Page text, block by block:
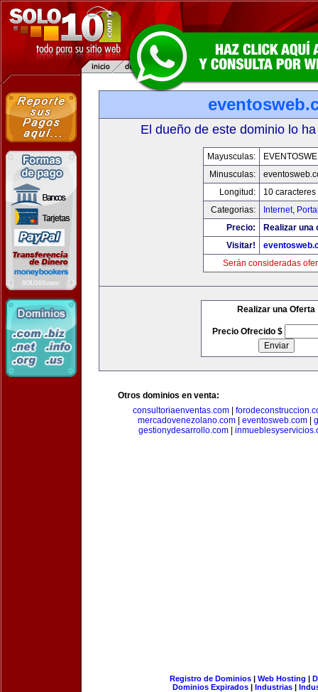
El dueño de este dominio lo
Mayusculas:
Minusculas:
Longitud:
10 caracteres
Categorias:
Internet,
Precio:
Realizar una
Visitar!
Serán consideradas
Realizar una Oferta
Precio Ofrecido $
Otros dominios en venta:
consultoriaenventas.com
mercadovenezolano.com
eventosweb.com
gestionydesarrollo.com
Registro de Dominios| Web Hosting |
Dominios Expirados | Industrias |